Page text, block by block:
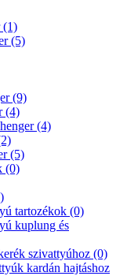
(1)
(5)
(9)
(4)
(4)
(5)
(0)
tartozékok (0)
kuplung és
szivattyúhoz (0)
kardán hajtáshoz